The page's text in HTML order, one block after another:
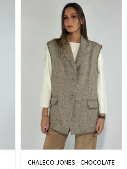
CHALECO JONES - CHOCOLATE